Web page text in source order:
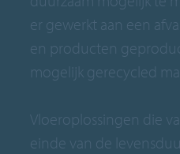
er gewerkt aan een
en producten
mogelijk gerecycled
Vloeroplossingen die
einde van de